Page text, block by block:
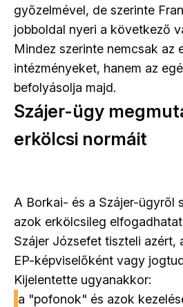
győzelmével, de szerinte
jobboldal nyeri a következő
Mindez szerinte nemcsak az
intézményeket, hanem az
befolyásolja majd.
Szájer-ügy
erkölcsi normáit
A Borkai- és a Szájer-ügyről
azok erkölcsileg
Szájer Józsefet tiszteli azért,
EP-képviselőként vagy
Kijelentette ugyanakkor:
a "pofonok" és azok